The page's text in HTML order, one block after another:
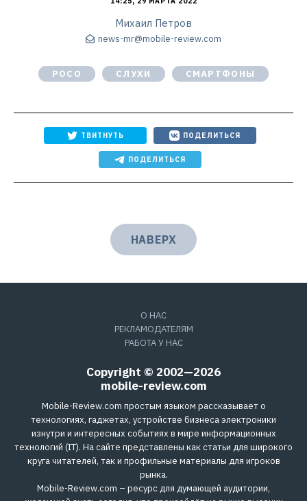
Михаил Петров
news-mr@mobile-review.com
POCO СЛУХИ СМАРТФОНЫ
ТВИТНУТЬ ПОДЕЛИТЬСЯ
ПОДЕЛИТЬСЯ
НАВЕРХ
О НАС
РЕКЛАМОДАТЕЛЯМ
РАБОТА У НАС
Copyright © 2002—2026
mobile-review.com
Mobile-Review.com простым языком рассказывает о
технологиях, гаджетах, устройстве бизнеса электроники
изнутри и интересных событиях в мире информационных
технологий (IT). На сайте представлены как статьи для широкого
круга читателей, так и профильные материалы для игроков
рынка.
Mobile-Review.com – ресурс для думающей аудитории,